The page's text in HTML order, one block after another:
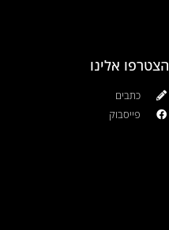
הצטרפו אלינו
כתבים
פייסבוק